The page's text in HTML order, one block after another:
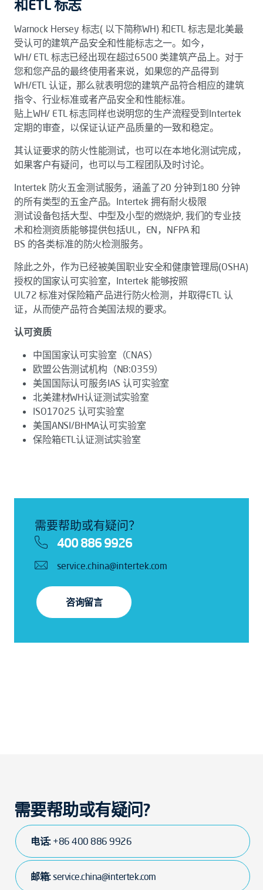
和ETL 标志
Warnock Hersey 标志( 以下简称WH) 和ETL 标志是北美最
受认可的建筑产品安全和性能标志之一。如今，
WH/ ETL 标志已经出现在超过6500 类建筑产品上。对于
您和您产品的最终使用者来说，如果您的产品得到
WH/ETL 认证，那么就表明您的建筑产品符合相应的建筑
指令、行业标准或者产品安全和性能标准。
贴上WH/ ETL 标志同样也说明您的生产流程受到Intertek
定期的审查，以保证认证产品质量的一致和稳定。
其认证要求的防火性能测试，也可以在本地化测试完成，
如果客户有疑问，也可以与工程团队及时讨论。
Intertek 防火五金测试服务，涵盖了20 分钟到180 分钟
的所有类型的五金产品。Intertek 拥有耐火极限
测试设备包括大型、中型及小型的燃烧炉, 我们的专业技
术和检测资质能够提供包括UL，EN，NFPA 和
BS 的各类标准的防火检测服务。
除此之外，作为已经被美国职业安全和健康管理局(OSHA)
授权的国家认可实验室，Intertek 能够按照
UL72 标准对保险箱产品进行防火检测，并取得ETL 认
证，从而使产品符合美国法规的要求。
认可资质
中国国家认可实验室（CNAS）
欧盟公告测试机构（NB:0359）
美国国际认可服务IAS 认可实验室
北美建材WH认证测试实验室
ISO17025 认可实验室
美国ANSI/BHMA认可实验室
保险箱ETL认证测试实验室
需要帮助或有疑问？
400 886 9926
service.china@intertek.com
咨询留言
需要帮助或有疑问?
电话: +86 400 886 9926
邮箱:service.china@intertek.com